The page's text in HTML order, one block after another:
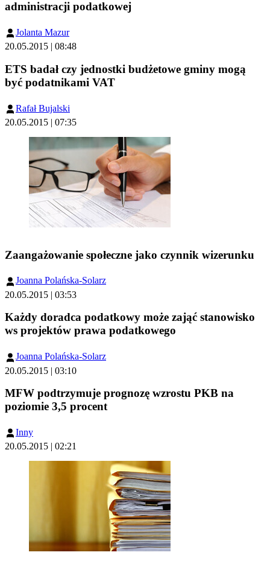
administracji podatkowej
Jolanta Mazur
20.05.2015 | 08:48
ETS badał czy jednostki budżetowe gminy mogą
być podatnikami VAT
Rafał Bujalski
20.05.2015 | 07:35
Zaangażowanie społeczne jako czynnik wizerunku
Joanna Polańska-Solarz
20.05.2015 | 03:53
Każdy doradca podatkowy może zająć stanowisko
ws projektów prawa podatkowego
Joanna Polańska-Solarz
20.05.2015 | 03:10
MFW podtrzymuje prognozę wzrostu PKB na
poziomie 3,5 procent
Inny
20.05.2015 | 02:21